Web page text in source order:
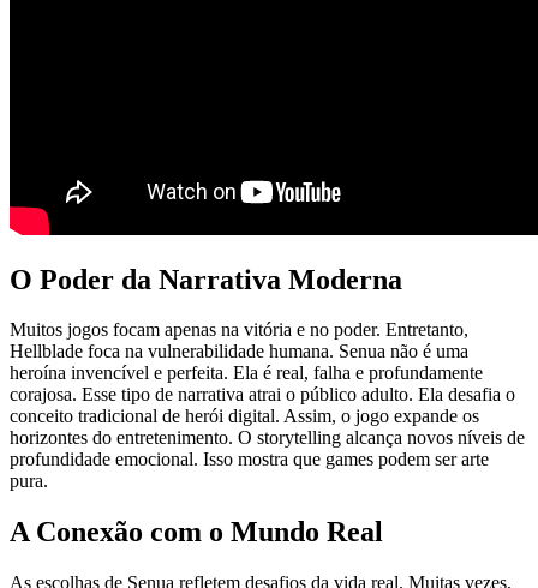
O Poder da Narrativa Moderna
Muitos jogos focam apenas na vitória e no poder. Entretanto,
Hellblade foca na vulnerabilidade humana. Senua não é uma
heroína invencível e perfeita. Ela é real, falha e profundamente
corajosa. Esse tipo de narrativa atrai o público adulto. Ela desafia o
conceito tradicional de herói digital. Assim, o jogo expande os
horizontes do entretenimento. O storytelling alcança novos níveis de
profundidade emocional. Isso mostra que games podem ser arte
pura.
A Conexão com o Mundo Real
As escolhas de Senua refletem desafios da vida real. Muitas vezes,